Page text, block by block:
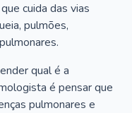
cuida das vias
pulmões,
qual é a
é pensar que
pulmonares e